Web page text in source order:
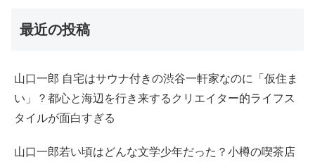
最近の投稿
山口一郎 自宅はサウナ付きの渋谷一軒家なのに「仮住ま
い」？都心と海辺を行き来するクリエイター的ライフス
タイルが面白すぎる
山口一郎若い頃はどんな文学少年だった？小樽の喫茶店